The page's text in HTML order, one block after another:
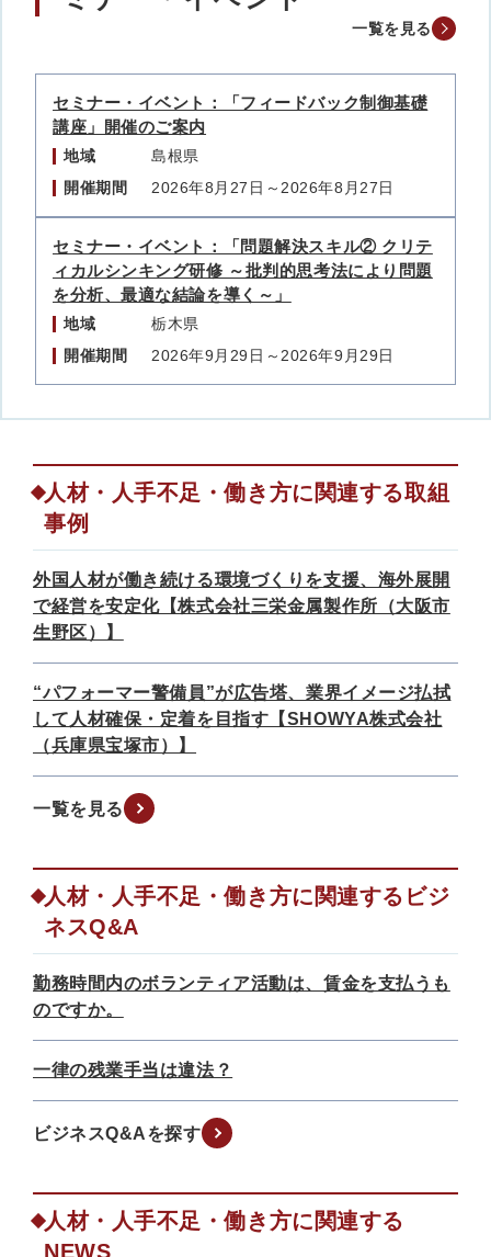
一覧を見る
セミナー・イベント：「フィードバック制御基礎
講座」開催のご案内
地域
島根県
開催期間
2026年8月27日～2026年8月27日
セミナー・イベント：「問題解決スキル② クリテ
ィカルシンキング研修 ～批判的思考法により問題
を分析、最適な結論を導く～」
地域
栃木県
開催期間
2026年9月29日～2026年9月29日
人材・人手不足・働き方に関連する取組
事例
外国人材が働き続ける環境づくりを支援、海外展開
で経営を安定化【株式会社三栄金属製作所（大阪市
生野区）】
“パフォーマー警備員”が広告塔、業界イメージ払拭
して人材確保・定着を目指す【SHOWYA株式会社
（兵庫県宝塚市）】
一覧を見る
人材・人手不足・働き方に関連するビジ
ネスQ&A
勤務時間内のボランティア活動は、賃金を支払うも
のですか。
一律の残業手当は違法？
ビジネスQ&Aを探す
人材・人手不足・働き方に関連する
NEWS